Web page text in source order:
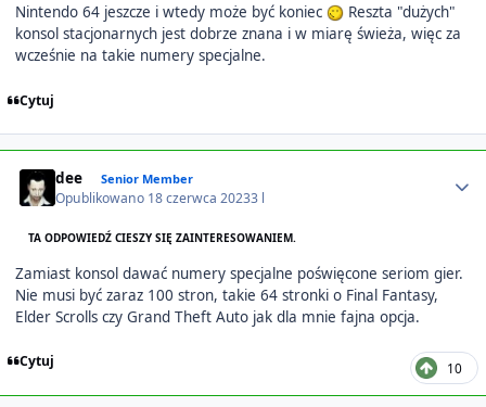
Nintendo 64 jeszcze i wtedy może być koniec
Reszta "dużych"
konsol stacjonarnych jest dobrze znana i w miarę świeża, więc za
wcześnie na takie numery specjalne.
Cytuj
dee Senior Member
Opublikowano 18 czerwca 20233 l
TA ODPOWIEDŹ CIESZY SIĘ ZAINTERESOWANIEM.
Zamiast konsol dawać numery specjalne poświęcone seriom gier.
Nie musi być zaraz 100 stron, takie 64 stronki o Final Fantasy,
Elder Scrolls czy Grand Theft Auto jak dla mnie fajna opcja.
Cytuj 10